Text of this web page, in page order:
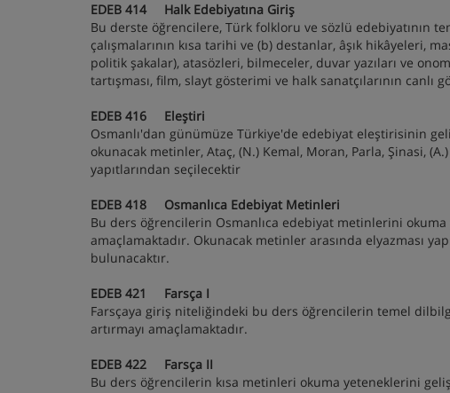
EDEB 414 Halk Edebiyatına Giriş
Bu derste öğrencilere, Türk folkloru ve sözlü edebiyatının
çalışmalarının kısa tarihi ve (b) destanlar, âşık hikâyeleri,
politik şakalar), atasözleri, bilmeceler, duvar yazıları ve
tartışması, film, slayt gösterimi ve halk sanatçılarının
EDEB 416 Eleştiri
Osmanlı'dan günümüze Türkiye'de edebiyat eleştirisinin
okunacak metinler, Ataç, (N.) Kemal, Moran, Parla, Şinasi,
yapıtlarından seçilecektir
EDEB 418 Osmanlıca Edebiyat Metinleri
Bu ders öğrencilerin Osmanlıca edebiyat metinlerini
amaçlamaktadır. Okunacak metinler arasında elyazması
bulunacaktır.
EDEB 421 Farsça I
Farsçaya giriş niteliğindeki bu ders öğrencilerin temel
artırmayı amaçlamaktadır.
EDEB 422 Farsça II
Bu ders öğrencilerin kısa metinleri okuma yeteneklerini